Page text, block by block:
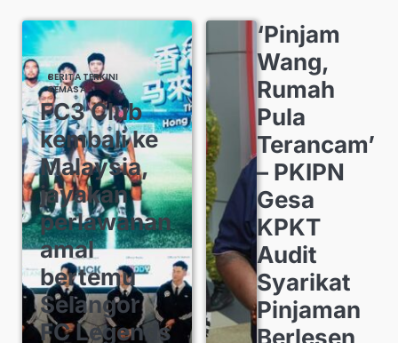
BERITA TERKINI
SEMASA
FC3 Club
kembali ke
Malaysia,
jayakan
perlawanan
amal
bertemu
Selangor
FC Legends
‘Pinjam
Wang,
Rumah
Pula
Terancam’
– PKIPN
Gesa
KPKT
Audit
Syarikat
Pinjaman
Berlesen